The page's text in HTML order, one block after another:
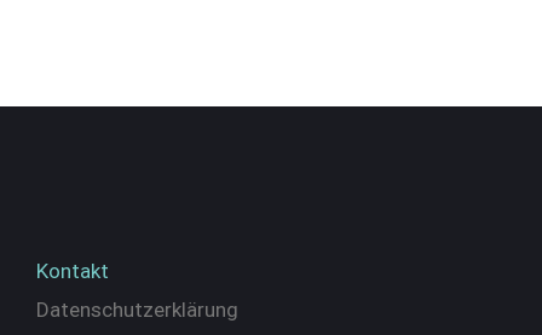
Kontakt
Datenschutzerklärung